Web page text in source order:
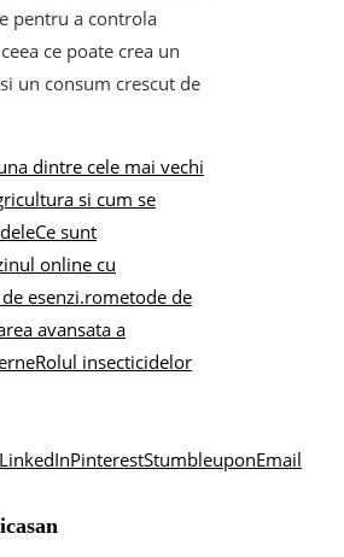
pentru a controla
ce poate crea un
un consum crescut de
dintre cele mai vechi
si cum se
Ce sunt
online cu
esenzi.rometode de
avansata a
Rolul insecticidelor
LinkedInPinterestStumbleuponEmail